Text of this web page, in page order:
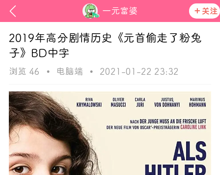
一元富婆 关注
ss
区发布非法内容 发现立即永久封号
资讯
2019年高分剧情历史《元首偷走了粉兔
子》BD中字
浏览 46 • 电脑端 • 2021-01-22 23:32